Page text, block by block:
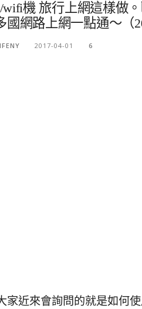
wifi機 旅行上網這樣做
網路上網一點通～（
2017-04-01 6
家近來會詢問的就是如何